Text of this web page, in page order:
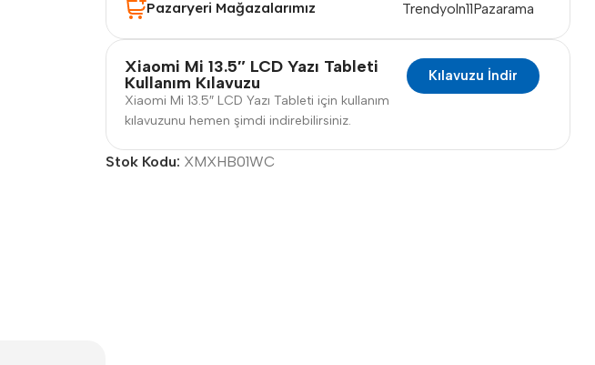
Pazaryeri Mağazalarımız
Trendyoln11Pazarama
Xiaomi Mi 13.5″ LCD Yazı Tableti
Kullanım Kılavuzu
Xiaomi Mi 13.5″ LCD Yazı Tableti için kullanım
kılavuzunu hemen şimdi indirebilirsiniz.
Kılavuzu İndir
Stok Kodu: XMXHB01WC